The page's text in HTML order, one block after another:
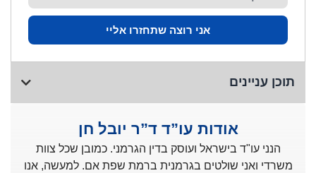
אני רוצה שתחזרו אליי
תוכן עניינים
אודות עו”ד ד”ר יובל חן
הנני עו"ד בישראל ועוסק בדין הגרמני. כמובן שכל צוות
משרדי ואני שולטים בגרמנית ברמת שפת אם. למעשה, אנו